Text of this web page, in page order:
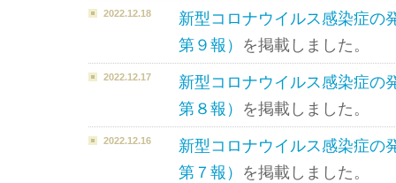
2022.12.18
新型コロナウイルス感染症
第９報） を掲載しました。
2022.12.17
新型コロナウイルス感染症
第８報） を掲載しました。
2022.12.16
新型コロナウイルス感染症
第７報） を掲載しました。